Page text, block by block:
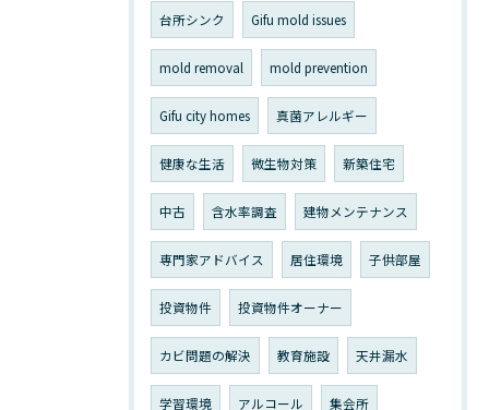
台所シンク Gifu mold issues
mold removal mold prevention
Gifu city homes 真菌アレルギー
健康な生活 微生物対策 新築住宅
中古 含水率調査 建物メンテナンス
専門家アドバイス 居住環境 子供部屋
投資物件 投資物件オーナー
カビ問題の解決 教育施設 天井漏水
学習環境 アルコール 集会所